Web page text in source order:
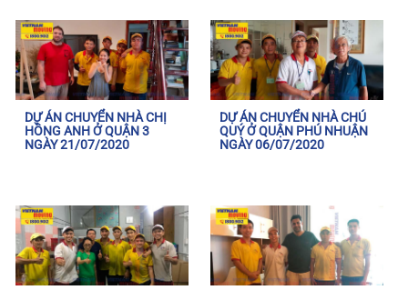
DỰ ÁN CHUYỂN NHÀ CHỊ
HỒNG ANH Ở QUẬN 3
NGÀY 21/07/2020
DỰ ÁN CHUYỂN NHÀ CHÚ
QUÝ Ở QUẬN PHÚ NHUẬN
NGÀY 06/07/2020